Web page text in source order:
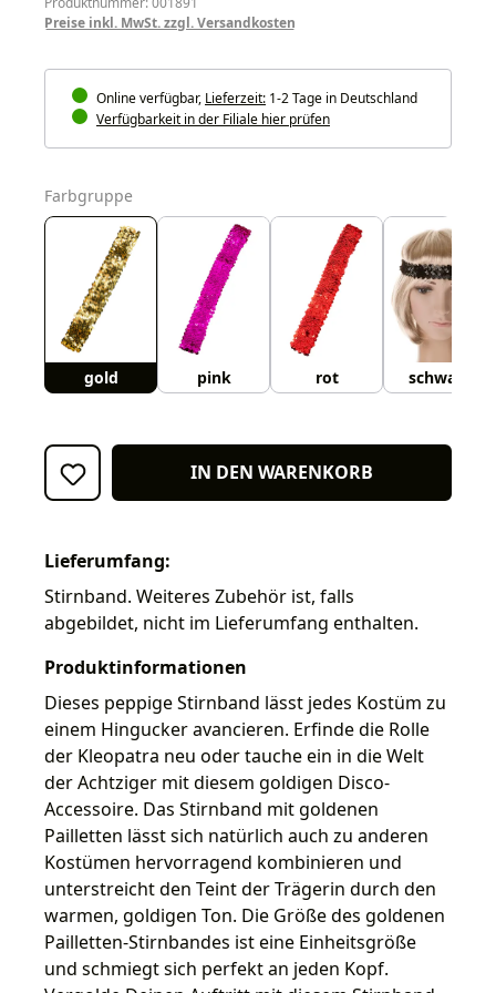
Preise inkl. MwSt. zzgl. Versandkosten
Online verfügbar, Lieferzeit: 1-2 Tage in Deutschland
Verfügbarkeit in der Filiale hier prüfen
Farbgruppe
gold pink rot schwarz
IN DEN WARENKORB
Lieferumfang:
Stirnband. Weiteres Zubehör ist, falls
abgebildet, nicht im Lieferumfang enthalten.
Produktinformationen
Dieses peppige Stirnband lässt jedes Kostüm zu
einem Hingucker avancieren. Erfinde die Rolle
der Kleopatra neu oder tauche ein in die Welt
der Achtziger mit diesem goldigen Disco-
Accessoire. Das Stirnband mit goldenen
Pailletten lässt sich natürlich auch zu anderen
Kostümen hervorragend kombinieren und
unterstreicht den Teint der Trägerin durch den
warmen, goldigen Ton. Die Größe des goldenen
Pailletten-Stirnbandes ist eine Einheitsgröße
und schmiegt sich perfekt an jeden Kopf.